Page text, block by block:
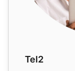
Tel2